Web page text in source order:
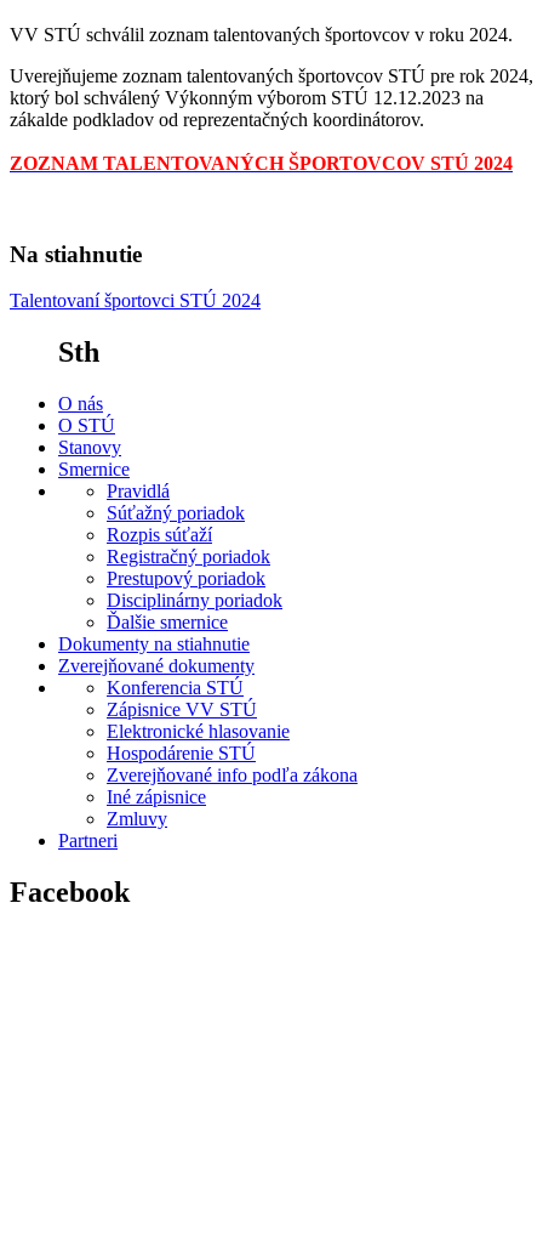
VV STÚ schválil zoznam talentovaných športovcov v roku 2024.
Uverejňujeme zoznam talentovaných športovcov STÚ pre rok 2024,
ktorý bol schválený Výkonným výborom STÚ 12.12.2023 na
zákalde podkladov od reprezentačných koordinátorov.
ZOZNAM TALENTOVANÝCH ŠPORTOVCOV STÚ 2024
Na stiahnutie
Talentovaní športovci STÚ 2024
Sth
O nás
O STÚ
Stanovy
Smernice
Pravidlá
Súťažný poriadok
Rozpis súťaží
Registračný poriadok
Prestupový poriadok
Disciplinárny poriadok
Ďalšie smernice
Dokumenty na stiahnutie
Zverejňované dokumenty
Konferencia STÚ
Zápisnice VV STÚ
Elektronické hlasovanie
Hospodárenie STÚ
Zverejňované info podľa zákona
Iné zápisnice
Zmluvy
Partneri
Facebook